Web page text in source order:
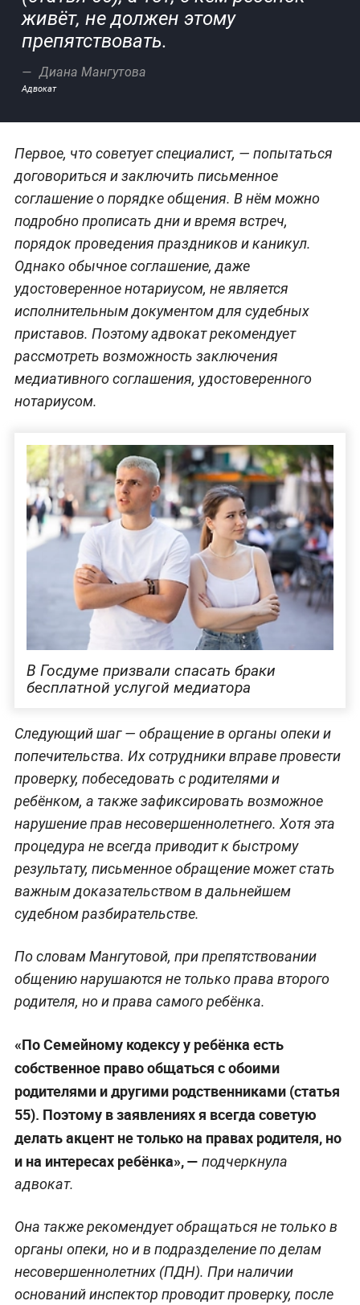
живёт, не должен этому
препятствовать.
Диана Мангутова
Адвокат
Первое, что советует специалист, — попытаться
договориться и заключить письменное
соглашение о порядке общения. В нём можно
подробно прописать дни и время встреч,
порядок проведения праздников и каникул.
Однако обычное соглашение, даже
удостоверенное нотариусом, не является
исполнительным документом для судебных
приставов. Поэтому адвокат рекомендует
рассмотреть возможность заключения
медиативного соглашения, удостоверенного
нотариусом.
В Госдуме призвали спасать браки
бесплатной услугой медиатора
Следующий шаг — обращение в органы опеки и
попечительства. Их сотрудники вправе провести
проверку, побеседовать с родителями и
ребёнком, а также зафиксировать возможное
нарушение прав несовершеннолетнего. Хотя эта
процедура не всегда приводит к быстрому
результату, письменное обращение может стать
важным доказательством в дальнейшем
судебном разбирательстве.
По словам Мангутовой, при препятствовании
общению нарушаются не только права второго
родителя, но и права самого ребёнка.
«По Семейному кодексу у ребёнка есть
собственное право общаться с обоими
родителями и другими родственниками (статья
55). Поэтому в заявлениях я всегда советую
делать акцент не только на правах родителя, но
и на интересах ребёнка», — подчеркнула
адвокат.
Она также рекомендует обращаться не только в
органы опеки, но и в подразделение по делам
несовершеннолетних (ПДН). При наличии
оснований инспектор проводит проверку, после